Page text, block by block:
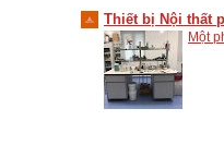
Thiết bị Nội thất
Một